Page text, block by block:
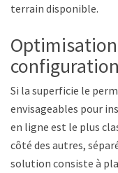
terrain disponible.
Optimisation
Si la superficie le
envisageables pour
en ligne est le plus
côté des autres,
solution consiste à